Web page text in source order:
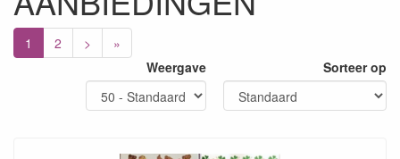
1 2 >
»
Weergave
Sorteer op